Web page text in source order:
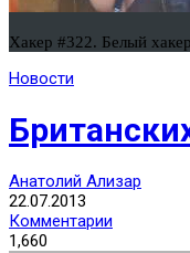
Хакер #322. Белый хакер
Новости
Анатолий Ализар
22.07.2013
Комментарии
1,660